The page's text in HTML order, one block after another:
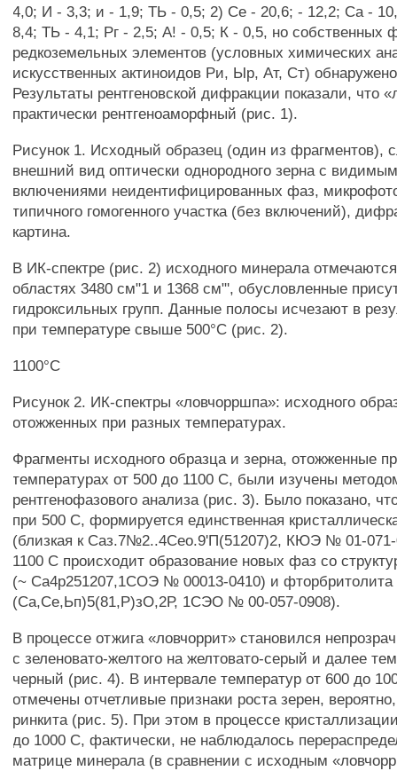
4,0; И - 3,3; и - 1,9; ТЬ - 0,5; 2) Се - 20,6; - 12,2; Са -
8,4; ТЬ - 4,1; Рг - 2,5; А! - 0,5; К - 0,5, но собственных
редкоземельных элементов (условных химических
искусственных актиноидов Ри, Ыр, Ат, Ст)
Результаты рентгеновской дифракции показали, что
практически рентгеноаморфный (рис. 1).
Рисунок 1. Исходный образец (один из фрагментов),
внешний вид оптически однородного зерна с
включениями неидентифицированных фаз,
типичного гомогенного участка (без включений),
картина.
В ИК-спектре (рис. 2) исходного минерала
областях 3480 см"1 и 1368 см"', обусловленные
гидроксильных групп. Данные полосы исчезают в
при температуре свыше 500°С (рис. 2).
1100°С
Рисунок 2. ИК-спектры «ловчорршпа»: исходного
отожженных при разных температурах.
Фрагменты исходного образца и зерна, отожженные
температурах от 500 до 1100 С, были изучены
рентгенофазового анализа (рис. 3). Было показано,
при 500 С, формируется единственная
(близкая к Саз.7№2..4Сео.9'П(51207)2, КЮЭ № 01-071-
1100 С происходит образование новых фаз со
(~ Са4р251207,1СОЭ № 00013-0410) и фторбритолита
(Са,Се,Ьп)5(81,Р)зО,2Р, 1СЭО № 00-057-0908).
В процессе отжига «ловчоррит» становился
с зеленовато-желтого на желтовато-серый и далее
черный (рис. 4). В интервале температур от 600 до
отмечены отчетливые признаки роста зерен,
ринкита (рис. 5). При этом в процессе
до 1000 С, фактически, не наблюдалось
матрице минерала (в сравнении с исходным